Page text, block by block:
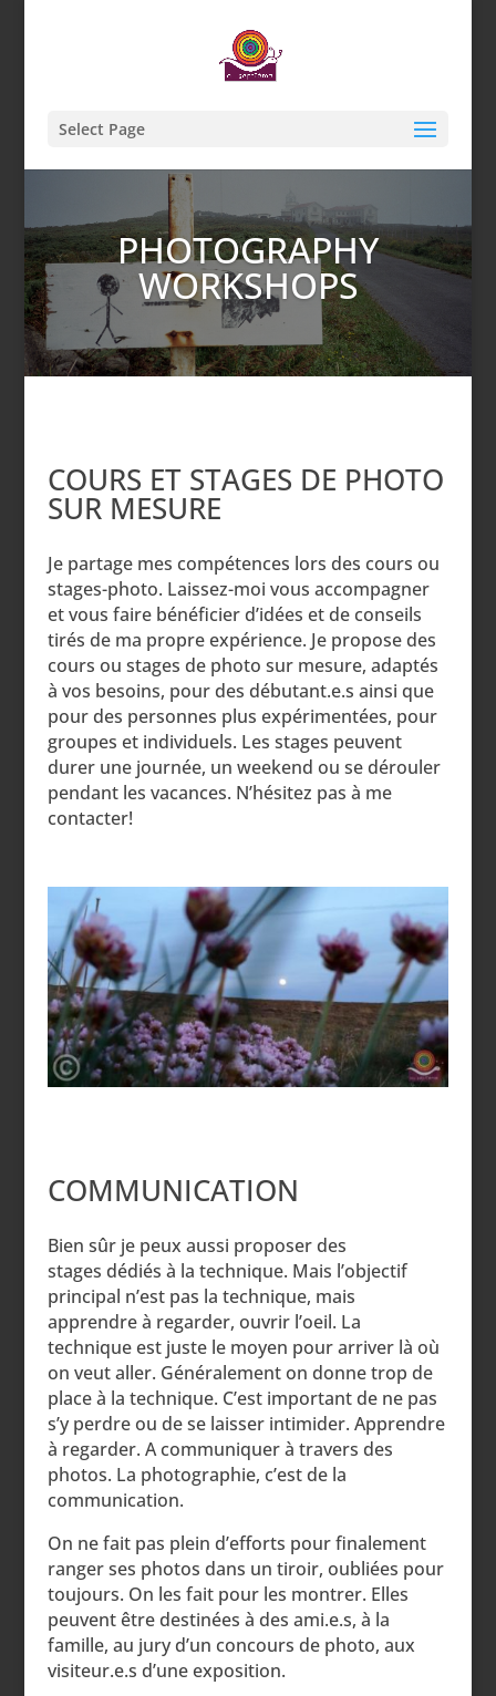
Select Page
PHOTOGRAPHY
WORKSHOPS
COURS ET STAGES DE PHOTO
SUR MESURE
Je partage mes compétences lors des cours ou
stages-photo. Laissez-moi vous accompagner
et vous faire bénéficier d’idées et de conseils
tirés de ma propre expérience. Je propose des
cours ou stages de photo sur mesure, adaptés
à vos besoins, pour des débutant.e.s ainsi que
pour des personnes plus expérimentées, pour
groupes et individuels. Les stages peuvent
durer une journée, un weekend ou se dérouler
pendant les vacances. N’hésitez pas à me
contacter!
COMMUNICATION
Bien sûr je peux aussi proposer des
stages dédiés à la technique. Mais l’objectif
principal n’est pas la technique, mais
apprendre à regarder, ouvrir l’oeil. La
technique est juste le moyen pour arriver là où
on veut aller. Généralement on donne trop de
place à la technique. C’est important de ne pas
s’y perdre ou de se laisser intimider. Apprendre
à regarder. A communiquer à travers des
photos. La photographie, c’est de la
communication.
On ne fait pas plein d’efforts pour finalement
ranger ses photos dans un tiroir, oubliées pour
toujours. On les fait pour les montrer. Elles
peuvent être destinées à des ami.e.s, à la
famille, au jury d’un concours de photo, aux
visiteur.e.s d’une exposition.